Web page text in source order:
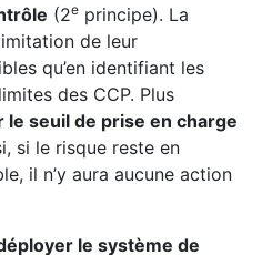
(2e principe). La
de leur
qu’en identifiant les
des CCP. Plus
le seuil de prise en charge
si le risque reste en
il n’y aura aucune action
le système de